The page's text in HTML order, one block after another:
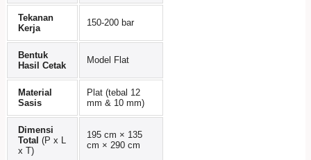
Tekanan
Kerja
150-200 bar
Bentuk
Hasil Cetak
Model Flat
Material
Sasis
Plat (tebal 12
mm & 10 mm)
Dimensi
Total (P x L
x T)
195 cm × 135
cm × 290 cm